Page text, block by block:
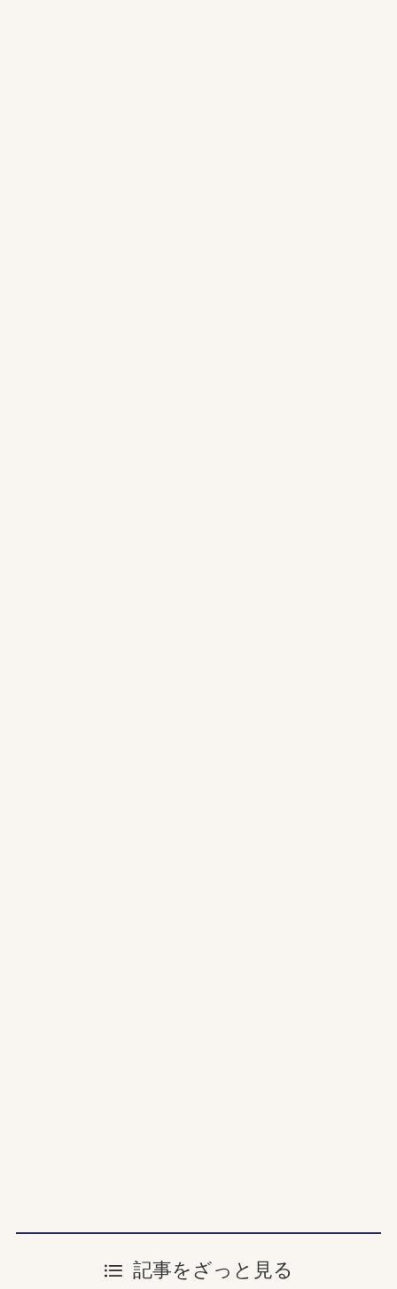
記事をざっと見る